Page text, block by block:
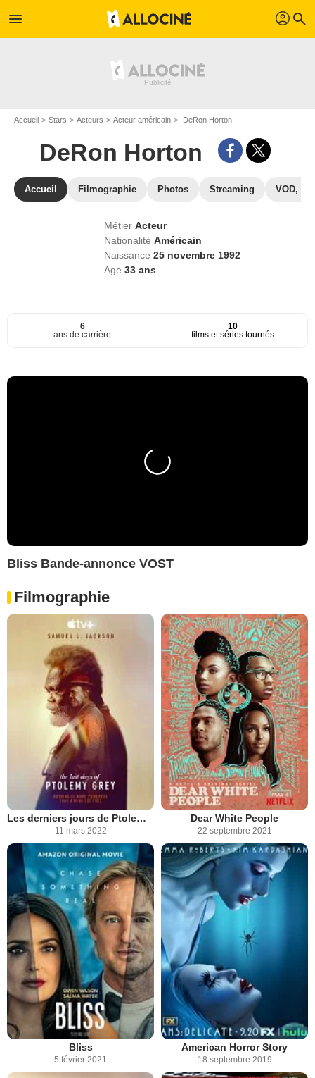
menu profil search
Accueil Stars Acteurs Acteur américain DeRon Horton
DeRon Horton
Accueil Filmographie Photos Streaming VOD,
MétierActeur
NationalitéAméricain
Naissance25 novembre 1992
Age33 ans
6
ans de carrière
10
films et séries tournés
Bliss Bande-annonce VOST
Filmographie
Les derniers jours de Ptolemy Grey
11 mars 2022
Dear White People
22 septembre 2021
Bliss
5 février 2021
American Horror Story
18 septembre 2019